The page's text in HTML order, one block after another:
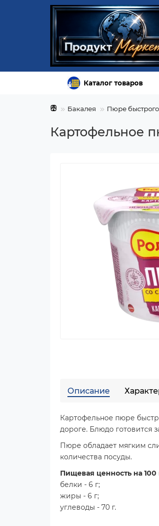
Каталог товаров
Бакалея Пюре
Картофельное
Описание
Картофельное пюре
дороге. Блюдо готовится
Пюре обладает мягким
количества посуды.
Пищевая ценность на 100
белки - 6 г;
жиры - 6 г;
углеводы - 70 г.